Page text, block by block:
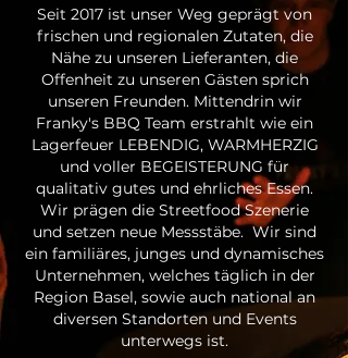
Seit 2017 ist unser Weg geprägt von
frischen und regionalen Zutaten, die
Nähe zu unseren Lieferanten, die
Offenheit zu unseren Gästen sprich
unseren Freunden. Mittendrin wir
Franky's BBQ Team erstrahlt wie ein
Lagerfeuer LEBENDIG, WARMHERZIG
und voller BEGEISTERUNG für
qualitativ gutes und ehrliches Essen.
Wir prägen die Streetfood Szenerie
und setzen neue Messstäbe. Wir sind
ein familiäres, junges und dynamisches
Unternehmen, welches täglich in der
Region Basel, sowie auch national an
diversen Standorten und Events
unterwegs ist.